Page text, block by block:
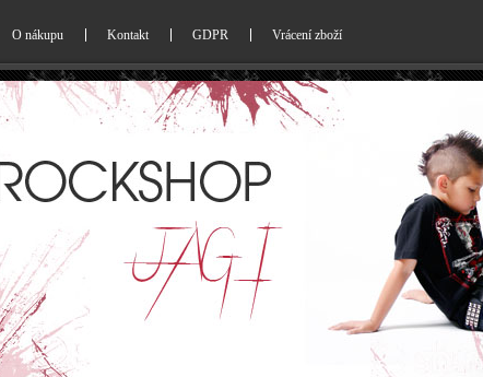
O nákupu Kontakt GDPR Vrácení zboží